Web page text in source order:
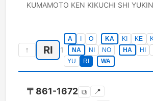
KUMAMOTO KEN KIKUCHI SHI
↑ RI 1
A O KA KI KE
NA
NI NO HA HI
YU
RI WA
〒 861-1672 ⧉ 📍